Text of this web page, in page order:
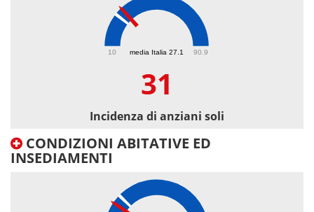
media Italia 27.1
10 90.9
31
Incidenza di anziani soli
CONDIZIONI ABITATIVE ED
INSEDIAMENTI